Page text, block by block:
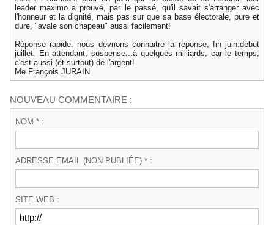
leader maximo a prouvé, par le passé, qu'il savait s'arranger avec
l'honneur et la dignité, mais pas sur que sa base électorale, pure et
dure, "avale son chapeau" aussi facilement!
Réponse rapide: nous devrions connaitre la réponse, fin juin:début
juillet. En attendant, suspense...à quelques milliards, car le temps,
c'est aussi (et surtout) de l'argent!
Me François JURAIN
NOUVEAU COMMENTAIRE :
NOM * :
ADRESSE EMAIL (NON PUBLIÉE) * :
SITE WEB :